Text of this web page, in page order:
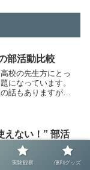
部活動比較
校の先生方にとっ
になっています。
話もありますが、
方法...
えない！” 部活
ハラ 不適切な
ブラック部
実験観察 便利グッズ